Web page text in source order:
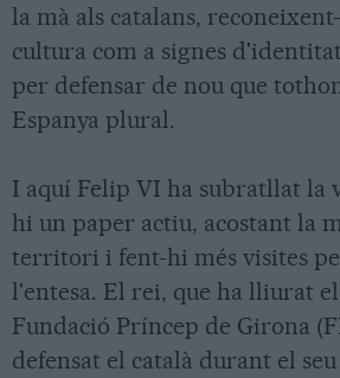
la mà als catalans,
cultura com a signes
per defensar de nou que
Espanya plural.
I aquí Felip VI ha subratllat la
hi un paper actiu, acostant la
territori i fent-hi més visites
l'entesa. El rei, que ha lliurat
Fundació Príncep de Girona
defensat el català durant el